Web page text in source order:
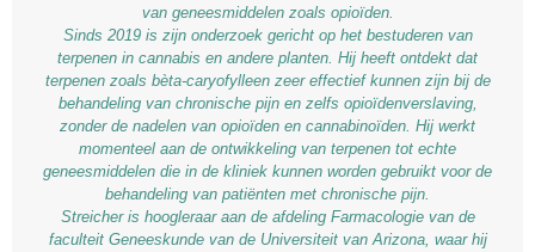
van geneesmiddelen zoals opioïden.
Sinds 2019 is zijn onderzoek gericht op het bestuderen van
terpenen in cannabis en andere planten. Hij heeft ontdekt dat
terpenen zoals bèta-caryofylleen zeer effectief kunnen zijn bij de
behandeling van chronische pijn en zelfs opioïdenverslaving,
zonder de nadelen van opioïden en cannabinoïden. Hij werkt
momenteel aan de ontwikkeling van terpenen tot echte
geneesmiddelen die in de kliniek kunnen worden gebruikt voor de
behandeling van patiënten met chronische pijn.
Streicher is hoogleraar aan de afdeling Farmacologie van de
faculteit Geneeskunde van de Universiteit van Arizona, waar hij